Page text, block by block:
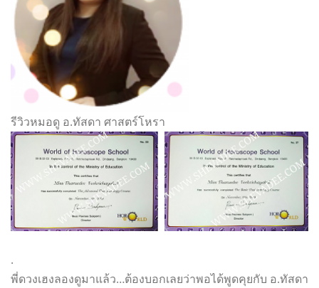
รีวิวหมอดู อ.ทัสดา ศาสตร์โหรา
.
พี่ดวงเฮงลองดูมาแล้ว…ต้องบอกเลยว่าพอได้พูดคุยกับ อ.ทัสดา